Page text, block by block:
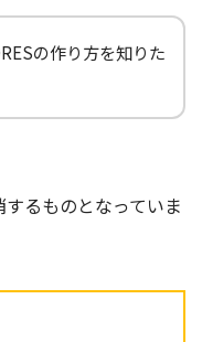
の作り方を知りた
るものとなっていま